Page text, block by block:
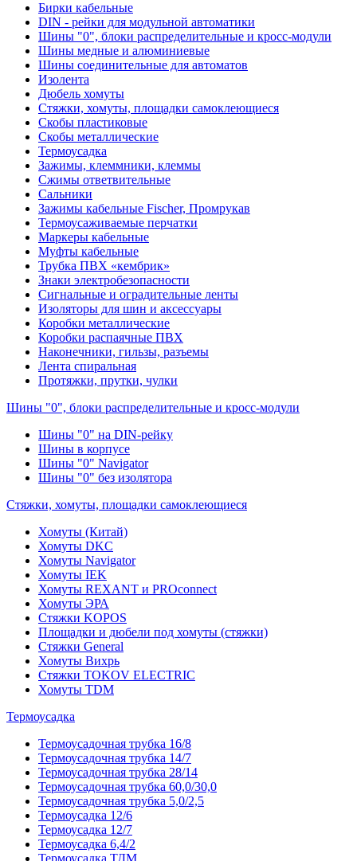
Бирки кабельные
DIN - рейки для модульной автоматики
Шины "0", блоки распределительные и кросс-модули
Шины медные и алюминиевые
Шины соединительные для автоматов
Изолента
Дюбель хомуты
Стяжки, хомуты, площадки самоклеющиеся
Скобы пластиковые
Скобы металлические
Термоусадка
Зажимы, клеммники, клеммы
Сжимы ответвительные
Сальники
Зажимы кабельные Fischer, Промрукав
Термоусаживаемые перчатки
Маркеры кабельные
Муфты кабельные
Трубка ПВХ «кембрик»
Знаки электробезопасности
Сигнальные и оградительные ленты
Изоляторы для шин и аксессуары
Коробки металлические
Коробки распаячные ПВХ
Наконечники, гильзы, разъемы
Лента спиральная
Протяжки, прутки, чулки
Шины "0", блоки распределительные и кросс-модули
Шины "0" на DIN-рейку
Шины в корпусе
Шины "0" Navigator
Шины "0" без изолятора
Стяжки, хомуты, площадки самоклеющиеся
Хомуты (Китай)
Хомуты DKC
Хомуты Navigator
Хомуты IEK
Хомуты REXANT и PROconnect
Хомуты ЭРА
Стяжки KOPOS
Площадки и дюбели под хомуты (стяжки)
Стяжки General
Хомуты Вихрь
Стяжки TOKOV ELECTRIC
Хомуты TDM
Термоусадка
Термоусадочная трубка 16/8
Термоусадочная трубка 14/7
Термоусадочная трубка 28/14
Термоусадочная трубка 60,0/30,0
Термоусадочная трубка 5,0/2,5
Термоусадка 12/6
Термоусадка 12/7
Термоусадка 6,4/2
Термоусадка ТДМ